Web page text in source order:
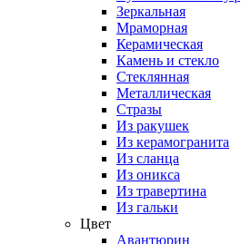
Зеркальная
Мраморная
Керамическая
Камень и стекло
Стеклянная
Металлическая
Стразы
Из ракушек
Из керамогранита
Из сланца
Из оникса
Из травертина
Из гальки
Цвет
Авантюрин